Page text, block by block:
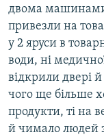
двома
привезли на
у 2 яруси в
води, ні
відкрили двері
чого ще більше
продукти, ті на
й чимало людей